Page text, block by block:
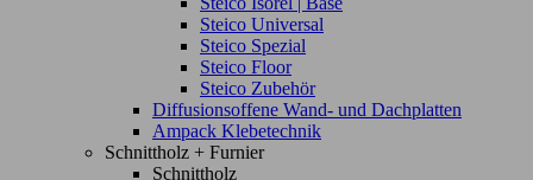
Steico Universal
Steico Spezial
Steico Floor
Steico Zubehör
Diffusionsoffene Wand- und Dachplatten
Ampack Klebetechnik
Schnittholz + Furnier
Schnittholz